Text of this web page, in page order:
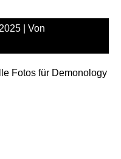
| Von
Fotos für Demonology